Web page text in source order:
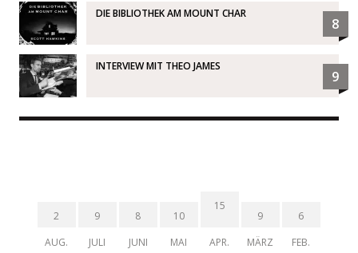
DIE BIBLIOTHEK AM MOUNT CHAR
8
INTERVIEW MIT THEO JAMES
9
2
AUG.
9
JULI
8
JUNI
10
MAI
15
APR.
9
MÄRZ
6
FEB.